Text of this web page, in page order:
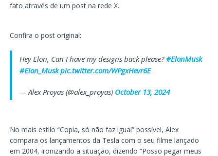
fato através de um post na rede X.
Confira o post original:
Hey Elon, Can I have my designs back please?#ElonMusk
#Elon_Musk pic.twitter.com/WPgxHevr6E
— Alex Proyas (@alex_proyas) October 13, 2024
No mais estilo “Copia, só não faz igual” possível, Alex
compara os lançamentos da Tesla com o seu filme lançado
em 2004, ironizando a situação, dizendo “Posso pegar meus